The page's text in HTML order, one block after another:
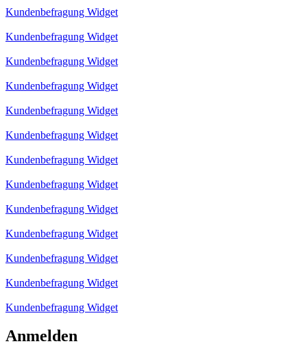
Kundenbefragung Widget
Kundenbefragung Widget
Kundenbefragung Widget
Kundenbefragung Widget
Kundenbefragung Widget
Kundenbefragung Widget
Kundenbefragung Widget
Kundenbefragung Widget
Kundenbefragung Widget
Kundenbefragung Widget
Kundenbefragung Widget
Kundenbefragung Widget
Kundenbefragung Widget
Anmelden